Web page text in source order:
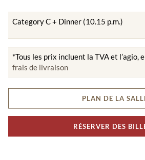
Category C + Dinner (10.15 p.m.)
*Tous les prix incluent la TVA et l’agio,
frais de livraison
PLAN DE LA
RÉSERVER DES